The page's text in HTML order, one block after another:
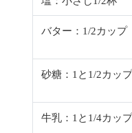
バター：1/2カップ
砂糖：1と1/2カップ
牛乳：1と1/4カップ